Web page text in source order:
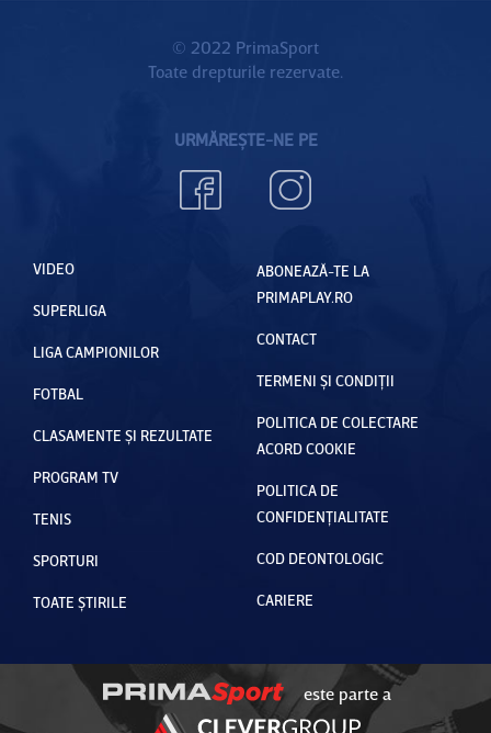
© 2022 PrimaSport
Toate drepturile rezervate.
URMĂREȘTE-NE PE
VIDEO
SUPERLIGA
LIGA CAMPIONILOR
FOTBAL
CLASAMENTE ȘI REZULTATE
PROGRAM TV
TENIS
SPORTURI
TOATE ȘTIRILE
ABONEAZĂ-TE LA
PRIMAPLAY.RO
CONTACT
TERMENI ȘI CONDIȚII
POLITICA DE COLECTARE
ACORD COOKIE
POLITICA DE
CONFIDENȚIALITATE
COD DEONTOLOGIC
CARIERE
este parte a